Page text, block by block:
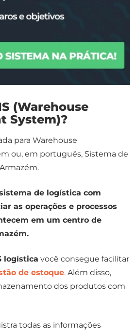
(Warehouse
System)?
para Warehouse
ou, em português, Sistema de
de logística com
as operações e processos
em um centro de
logística você consegue facilitar
de estoque. Além disso,
dos produtos com
todas as informações